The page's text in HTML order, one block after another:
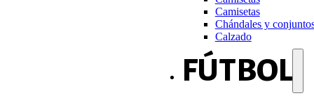
Camisetas
Chándales y
Calzado
FÚTBOL